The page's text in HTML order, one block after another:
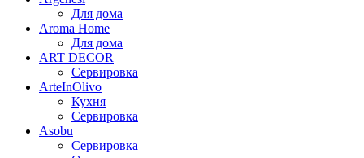
Для дома
Aroma Home
Для дома
ART DECOR
Сервировка
ArteInOlivo
Кухня
Сервировка
Asobu
Сервировка